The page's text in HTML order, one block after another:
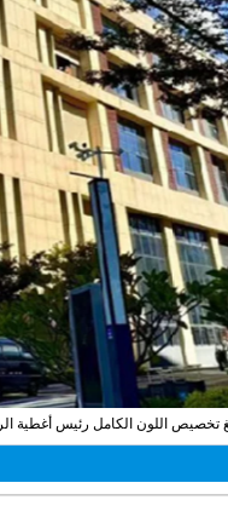
تخصيص اللون الكامل رئيس أغطية